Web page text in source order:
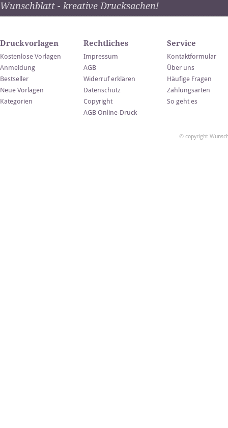
Wunschblatt - kreative Drucksachen!
Druckvorlagen
Kostenlose Vorlagen
Anmeldung
Bestseller
Neue Vorlagen
Kategorien
Rechtliches
Impressum
AGB
Widerruf erklären
Datenschutz
Copyright
AGB Online-Druck
Service
Kontaktformular
Über uns
Häufige Fragen
Zahlungsarten
So geht es
© copyright